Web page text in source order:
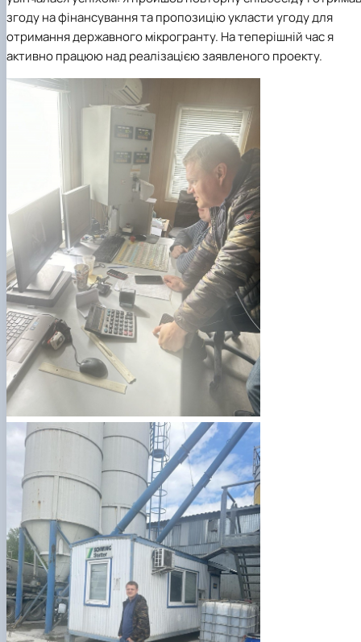
згоду на фінансування та пропозицію укласти угоду для
отримання державного мікрогранту. На теперішній час я
активно працюю над реалізацією заявленого проекту.